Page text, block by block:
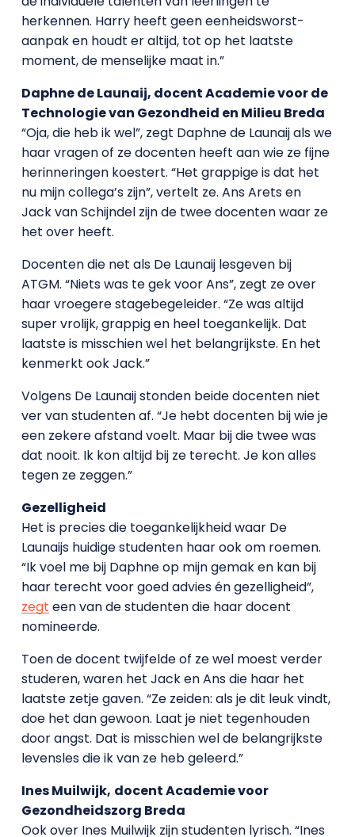
herkennen. Harry heeft geen eenheidsworst-
aanpak en houdt er altijd, tot op het laatste
moment, de menselijke maat in.”
Daphne de Launaij, docent Academie voor de
Technologie van Gezondheid en Milieu Breda
“Oja, die heb ik wel”, zegt Daphne de Launaij als we
haar vragen of ze docenten heeft aan wie ze fijne
herinneringen koestert. “Het grappige is dat het
nu mijn collega’s zijn”, vertelt ze. Ans Arets en
Jack van Schijndel zijn de twee docenten waar ze
het over heeft.
Docenten die net als De Launaij lesgeven bij
ATGM. “Niets was te gek voor Ans”, zegt ze over
haar vroegere stagebegeleider. “Ze was altijd
super vrolijk, grappig en heel toegankelijk. Dat
laatste is misschien wel het belangrijkste. En het
kenmerkt ook Jack.”
Volgens De Launaij stonden beide docenten niet
ver van studenten af. “Je hebt docenten bij wie je
een zekere afstand voelt. Maar bij die twee was
dat nooit. Ik kon altijd bij ze terecht. Je kon alles
tegen ze zeggen.”
Gezelligheid
Het is precies die toegankelijkheid waar De
Launaijs huidige studenten haar ook om roemen.
“Ik voel me bij Daphne op mijn gemak en kan bij
haar terecht voor goed advies én gezelligheid”,
zegt een van de studenten die haar docent
nomineerde.
Toen de docent twijfelde of ze wel moest verder
studeren, waren het Jack en Ans die haar het
laatste zetje gaven. “Ze zeiden: als je dit leuk vindt,
doe het dan gewoon. Laat je niet tegenhouden
door angst. Dat is misschien wel de belangrijkste
levensles die ik van ze heb geleerd.”
Ines Muilwijk, docent Academie voor
Gezondheidszorg Breda
Ook over Ines Muilwijk zijn studenten lyrisch. “Ines